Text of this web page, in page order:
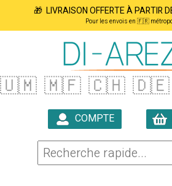
🎁 LIVRAISON OFFERTE À PARTIR
Pour les envois en 🇫🇷
🇺🇲 🇲🇫 🇨🇭 🇩🇪
COMPTE